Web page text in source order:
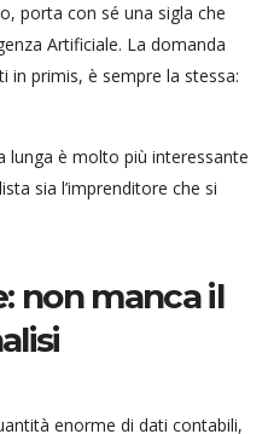
porta con sé una sigla che
Artificiale. La domanda
in primis, è sempre la stessa:
lunga è molto più interessante
sia l’imprenditore che si
non manca il
enorme di dati contabili,